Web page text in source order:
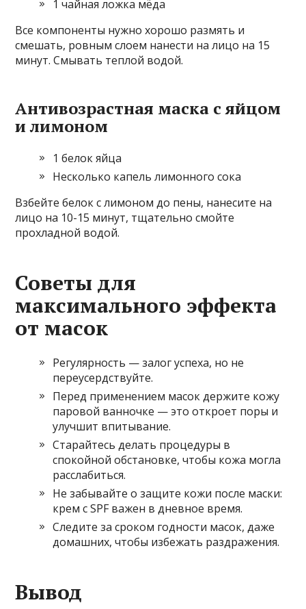
1 чайная ложка мёда
Все компоненты нужно хорошо размять и
смешать, ровным слоем нанести на лицо на 15
минут. Смывать теплой водой.
Антивозрастная маска с яйцом
и лимоном
1 белок яйца
Несколько капель лимонного сока
Взбейте белок с лимоном до пены, нанесите на
лицо на 10-15 минут, тщательно смойте
прохладной водой.
Советы для
максимального эффекта
от масок
Регулярность — залог успеха, но не
переусердствуйте.
Перед применением масок держите кожу
паровой ванночке — это откроет поры и
улучшит впитывание.
Старайтесь делать процедуры в
спокойной обстановке, чтобы кожа могла
расслабиться.
Не забывайте о защите кожи после маски:
крем с SPF важен в дневное время.
Следите за сроком годности масок, даже
домашних, чтобы избежать раздражения.
Вывод